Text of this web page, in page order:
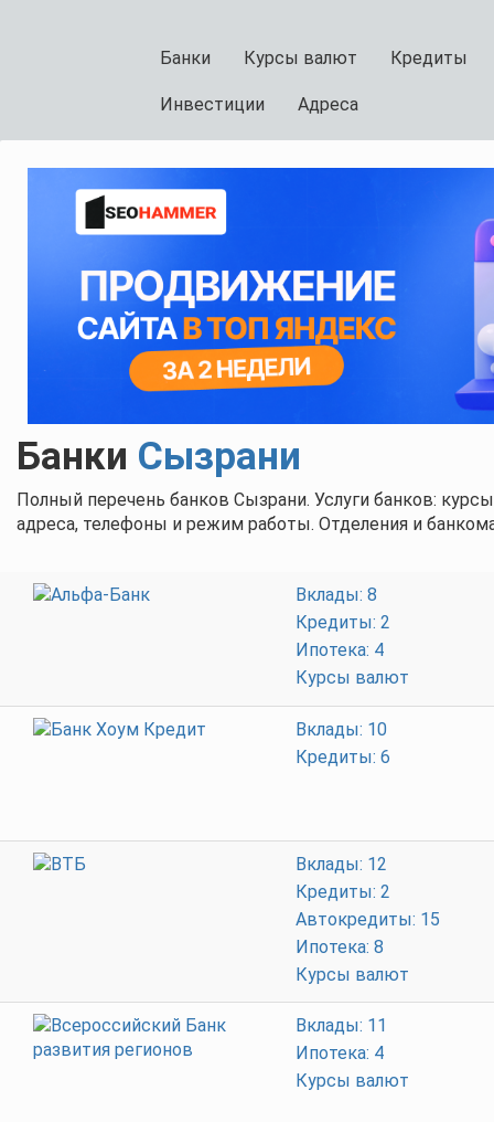
Банки Курсы валют Кредиты
Инвестиции Адреса
Банки Сызрани
Полный перечень банков Сызрани. Услуги банков:
адреса, телефоны и режим работы. Отделения и
Вклады: 8
Кредиты: 2
Ипотека: 4
Курсы валют
Вклады: 10
Кредиты: 6
Вклады: 12
Кредиты: 2
Автокредиты: 15
Ипотека: 8
Курсы валют
Вклады: 11
Ипотека: 4
Курсы валют